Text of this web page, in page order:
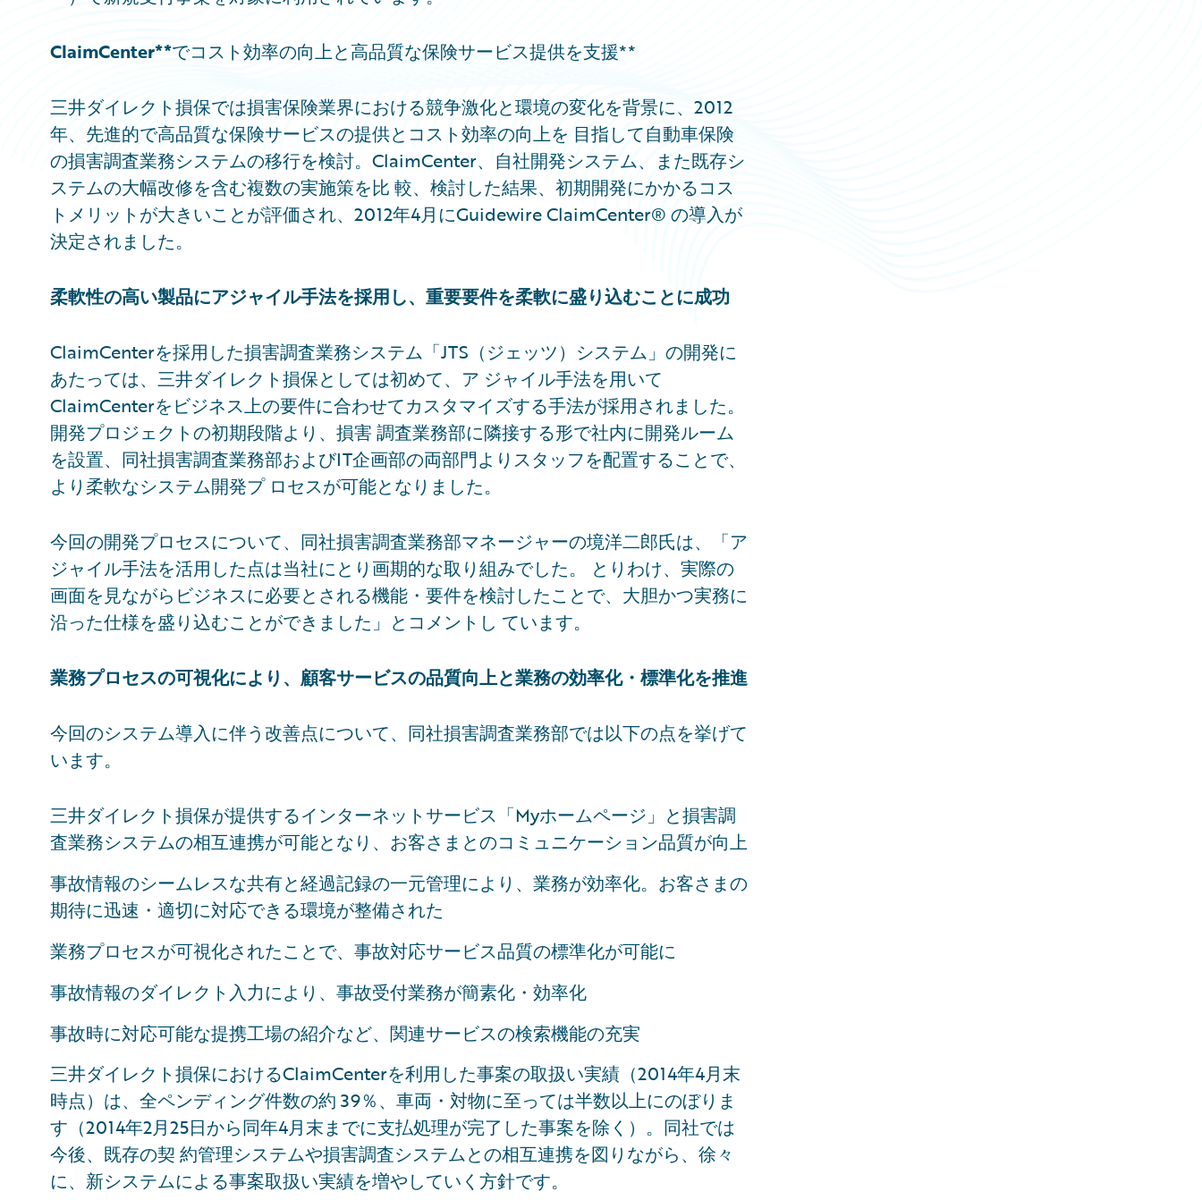
ClaimCenter**でコスト効率の向上と高品質な保険サービス提供を支援**
三井ダイレクト損保では損害保険業界における競争激化と環境の変化を背景に、2012
年、先進的で高品質な保険サービスの提供とコスト効率の向上を 目指して自動車保険
の損害調査業務システムの移行を検討。ClaimCenter、自社開発システム、また既存シ
ステムの大幅改修を含む複数の実施策を比 較、検討した結果、初期開発にかかるコス
トメリットが大きいことが評価され、2012年4月にGuidewire ClaimCenter® の導入が
決定されました。
柔軟性の高い製品にアジャイル手法を採用し、重要要件を柔軟に盛り込むことに成功
ClaimCenterを採用した損害調査業務システム「JTS（ジェッツ）システム」の開発に
あたっては、三井ダイレクト損保としては初めて、ア ジャイル手法を用いて
ClaimCenterをビジネス上の要件に合わせてカスタマイズする手法が採用されました。
開発プロジェクトの初期段階より、損害 調査業務部に隣接する形で社内に開発ルーム
を設置、同社損害調査業務部およびIT企画部の両部門よりスタッフを配置することで、
より柔軟なシステム開発プ ロセスが可能となりました。
今回の開発プロセスについて、同社損害調査業務部マネージャーの境洋二郎氏は、「ア
ジャイル手法を活用した点は当社にとり画期的な取り組みでした。 とりわけ、実際の
画面を見ながらビジネスに必要とされる機能・要件を検討したことで、大胆かつ実務に
沿った仕様を盛り込むことができました」とコメントし ています。
業務プロセスの可視化により、顧客サービスの品質向上と業務の効率化・標準化を推進
今回のシステム導入に伴う改善点について、同社損害調査業務部では以下の点を挙げて
います。
三井ダイレクト損保が提供するインターネットサービス「Myホームページ」と損害調
査業務システムの相互連携が可能となり、お客さまとのコミュニケーション品質が向上
事故情報のシームレスな共有と経過記録の一元管理により、業務が効率化。お客さまの
期待に迅速・適切に対応できる環境が整備された
業務プロセスが可視化されたことで、事故対応サービス品質の標準化が可能に
事故情報のダイレクト入力により、事故受付業務が簡素化・効率化
事故時に対応可能な提携工場の紹介など、関連サービスの検索機能の充実
三井ダイレクト損保におけるClaimCenterを利用した事案の取扱い実績（2014年4月末
時点）は、全ペンディング件数の約 39％、車両・対物に至っては半数以上にのぼりま
す（2014年2月25日から同年4月末までに支払処理が完了した事案を除く）。同社では
今後、既存の契 約管理システムや損害調査システムとの相互連携を図りながら、徐々
に、新システムによる事案取扱い実績を増やしていく方針です。